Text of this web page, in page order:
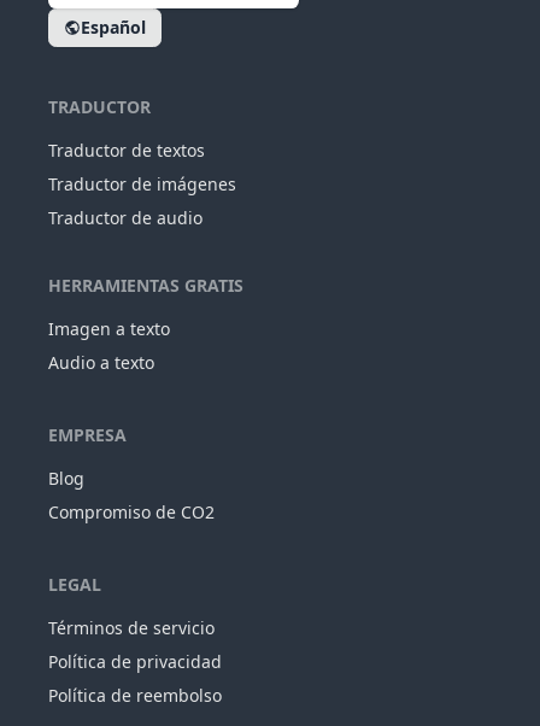
Español
TRADUCTOR
Traductor de textos
Traductor de imágenes
Traductor de audio
HERRAMIENTAS GRATIS
Imagen a texto
Audio a texto
EMPRESA
Blog
Compromiso de CO2
LEGAL
Términos de servicio
Política de privacidad
Política de reembolso